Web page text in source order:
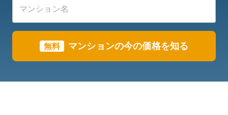
無料 マンションの今の価格を知る